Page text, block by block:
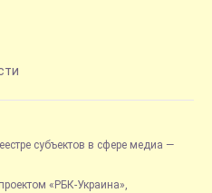
субъектов в сфере медиа —
«РБК-Украина»,